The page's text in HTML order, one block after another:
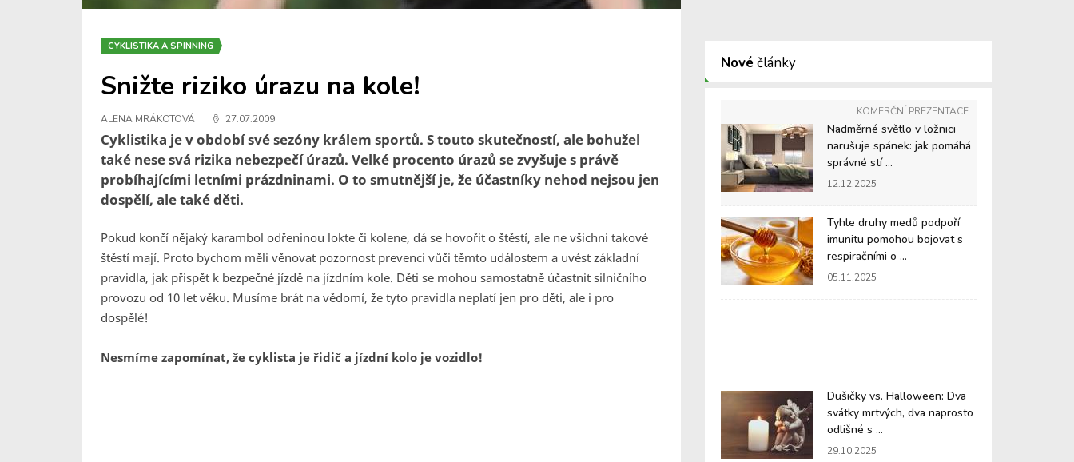
CYKLISTIKA A SPINNING
Snižte riziko úrazu na kole!
ALENA MRÁKOTOVÁ 27.07.2009
Cyklistika je v období své sezóny králem sportů. S touto skutečností, ale bohužel
také nese svá rizika nebezpečí úrazů. Velké procento úrazů se zvyšuje s právě
probíhajícími letními prázdninami. O to smutnější je, že účastníky nehod nejsou jen
dospělí, ale také děti.
Pokud končí nějaký karambol odřeninou lokte či kolene, dá se hovořit o štěstí, ale ne všichni takové
štěstí mají. Proto bychom měli věnovat pozornost prevenci vůči těmto událostem a uvést základní
pravidla, jak přispět k bezpečné jízdě na jízdním kole. Děti se mohou samostatně účastnit silničního
provozu od 10 let věku. Musíme brát na vědomí, že tyto pravidla neplatí jen pro děti, ale i pro
dospělé!
Nesmíme zapomínat, že cyklista je řidič a jízdní kolo je vozidlo!
Nové články
KOMERČNÍ PREZENTACE
Nadměrné světlo v ložnici
narušuje spánek: jak pomáhá
správné stí ...
12.12.2025
Tyhle druhy medů podpoří
imunitu pomohou bojovat s
respiračními o ...
05.11.2025
Dušičky vs. Halloween: Dva
svátky mrtvých, dva naprosto
odlišné s ...
29.10.2025